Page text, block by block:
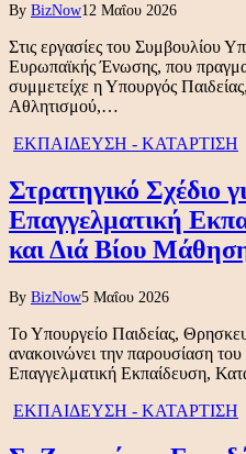
By BizNow12 Μαΐου 2026
Στις εργασίες του Συμβουλίου
Ευρωπαϊκής Ένωσης, που
συμμετείχε η Υπουργός
Αθλητισμού,…
ΕΚΠΑΙΔΕΥΣΗ - ΚΑΤΑΡΤΙΣΗ
Στρατηγικό Σχέδιο
Επαγγελματική
και Διά Βίου
By BizNow5 Μαΐου 2026
Το Υπουργείο Παιδείας,
ανακοινώνει την παρουσίαση
Επαγγελματική Εκπαίδευση,
ΕΚΠΑΙΔΕΥΣΗ - ΚΑΤΑΡΤΙΣΗ